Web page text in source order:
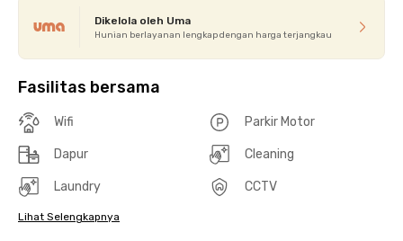
Dikelola oleh Uma
Hunian berlayanan lengkap dengan harga terjangkau
Fasilitas bersama
Wifi Parkir Motor
Dapur Cleaning
Laundry CCTV
Lihat Selengkapnya